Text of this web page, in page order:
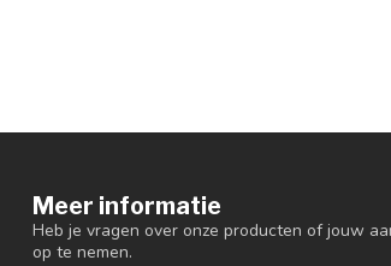
Meer informatie
Heb je vragen over onze producten of jouw
op te nemen.